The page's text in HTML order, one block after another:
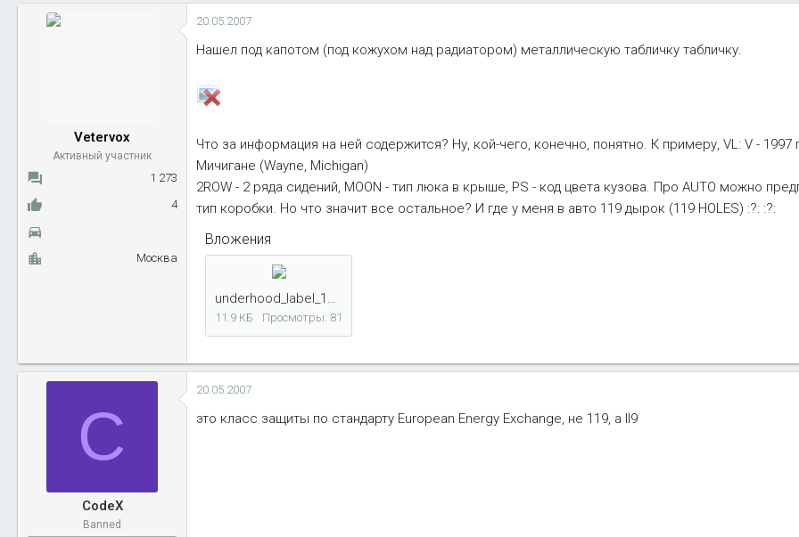
т
т
а
Vetervox
Активный участник
1 273
4
Москва
20.05.2007
Нашел под капотом (под кожухом над радиатором) металлическую табличку табличку.
Что за информация на ней содержится? Ну, кой-чего, конечно, понятно. К примеру, VL: V - 1997
Мичигане (Wayne, Michigan)
2ROW - 2 ряда сидений, MOON - тип люка в крыше, PS - код цвета кузова. Про AUTO можно
тип коробки. Но что значит все остальное? И где у меня в авто 119 дырок (119 HOLES) :?: :?:
Вложения
underhood_label_188.jpg
11.9 КБ Просмотры: 81
C
CodeX
Banned
20.05.2007
это класс защиты по стандарту European Energy Exchange, не 119, а II9